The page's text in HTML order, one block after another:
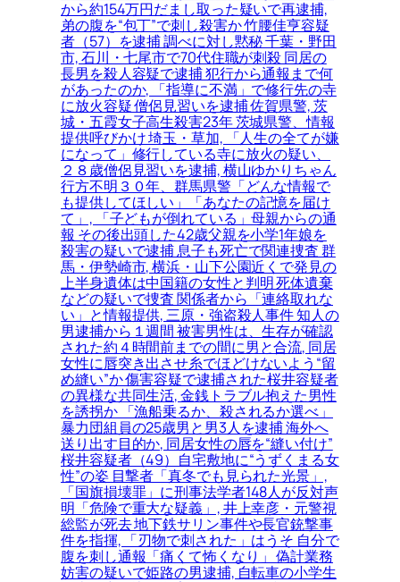
から約154万円だまし取った疑いで再逮捕,
弟の腹を“包丁”で刺し殺害か 竹腰佳亨容疑
者（57）を逮捕 調べに対し黙秘 千葉・野田
市, 石川・七尾市で70代住職が刺殺 同居の
長男を殺人容疑で逮捕 犯行から通報まで何
があったのか, 「指導に不満」で修行先の寺
に放火容疑 僧侶見習いを逮捕 佐賀県警, 茨
城・五霞女子高生殺害23年 茨城県警、情報
提供呼びかけ 埼玉・草加, 「人生の全てが嫌
になって」修行している寺に放火の疑い、
２８歳僧侶見習いを逮捕, 横山ゆかりちゃん
行方不明３０年、群馬県警「どんな情報で
も提供してほしい」「あなたの記憶を届け
て」, 「子どもが倒れている」母親からの通
報 その後出頭した42歳父親を小学1年娘を
殺害の疑いで逮捕 息子も死亡で関連捜査 群
馬・伊勢崎市, 横浜・山下公園近くで発見の
上半身遺体は中国籍の女性と判明 死体遺棄
などの疑いで捜査 関係者から「連絡取れな
い」と情報提供, 三原・強盗殺人事件 知人の
男逮捕から１週間 被害男性は、生存が確認
された約４時間前までの間に男と合流, 同居
女性に唇突き出させ糸でほどけないよう“留
め縫い”か 傷害容疑で逮捕された桜井容疑者
の異様な共同生活, 金銭トラブル抱えた男性
を誘拐か 「漁船乗るか、殺されるか選べ」
暴力団組員の25歳男と男3人を逮捕 海外へ
送り出す目的か, 同居女性の唇を“縫い付け”
桜井容疑者（49）自宅敷地に“うずくまる女
性”の姿 目撃者「真冬でも見られた光景」,
「国旗損壊罪」に刑事法学者148人が反対声
明「危険で重大な疑義」, 井上幸彦・元警視
総監が死去 地下鉄サリン事件や長官銃撃事
件を指揮, 「刃物で刺された」はうそ 自分で
腹を刺し通報「痛くて怖くなり」 偽計業務
妨害の疑いで姫路の男逮捕, 自転車の小学生